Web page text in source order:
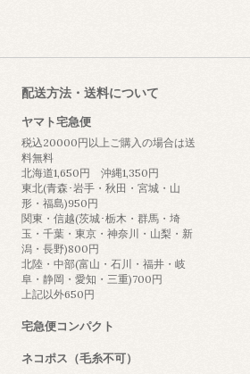
配送方法・送料について
ヤマト宅急便
税込20000円以上ご購入の場合は送
料無料
北海道1,650円 沖縄1,350円
東北(青森･岩手・秋田・宮城・山
形・福島)950円
関東・信越(茨城･栃木・群馬・埼
玉・千葉・東京・神奈川・山梨・新
潟・長野)800円
北陸・中部(富山・石川・福井・岐
阜・静岡・愛知・三重)700円
上記以外650円
宅急便コンパクト
ネコポス（毛糸不可）